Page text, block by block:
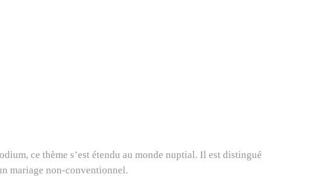
ce thème s’est étendu au monde nuptial. Il est distingué
mariage non-conventionnel.